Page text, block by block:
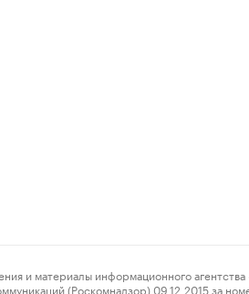
информационного агентства
(Роскомнадзор) 09.12.2015 за